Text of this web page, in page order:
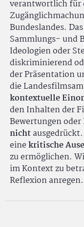
verantwortlich für
Bundeslandes.
Sammlungs- und
Ideologien oder
diskriminierend
der Präsentation
die
kontextuelle
den Inhalten der
Bewertungen
nicht
einekritische
zu ermöglichen.
im Kontext zu
Reflexion anregen.